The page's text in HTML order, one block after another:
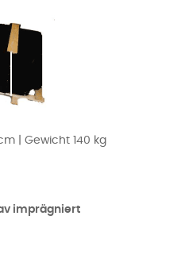
| Gewicht 140 kg
imprägniert